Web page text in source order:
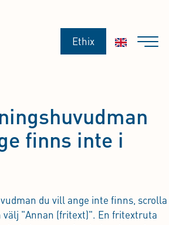
Ethix
finns inte i
du vill ange inte finns, scrolla
välj "Annan (fritext)". En fritextruta